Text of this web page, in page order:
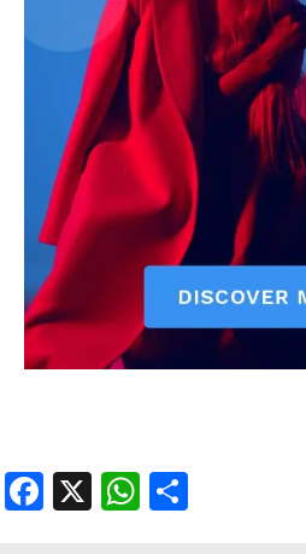
Privacy Policy
Terms of Use Agreement
Facebook
X WhatsApp
Share
Facebook
X WhatsApp